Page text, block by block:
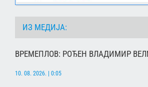
ИЗ МЕДИЈА:
ВРЕМЕПЛОВ: РОЂЕН ВЛАДИМИР
10. 08. 2026. | 0:05